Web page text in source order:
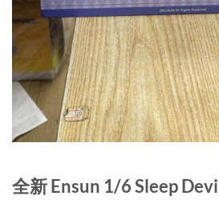
全新 Ensun 1/6 Sleep